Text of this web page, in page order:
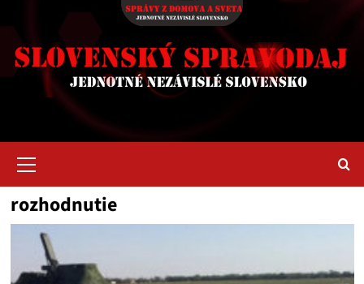
Menu
rozhodnutie